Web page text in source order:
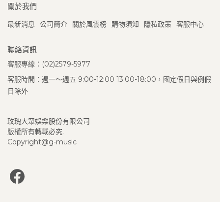
關於我們
最新消息 公司簡介 關於風雲榜 購物須知 隱私政策 客服中心
聯絡資訊
客服專線：(02)2579-5977
客服時間：週一～週五 9:00-12:00 13:00-18:00，國定假日與例假
日除外
玫瑰大眾娛樂股份有限公司
版權所有轉載必究.
Copyright@g-music